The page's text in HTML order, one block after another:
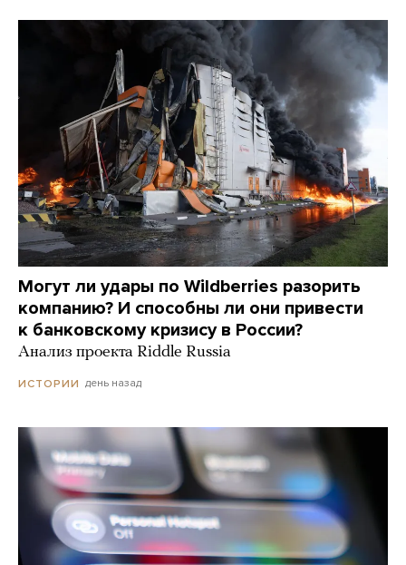
Могут ли удары по Wildberries разорить
компанию? И способны ли они привести
к банковскому кризису в России?
Анализ проекта Riddle Russia
ИСТОРИИ день назад